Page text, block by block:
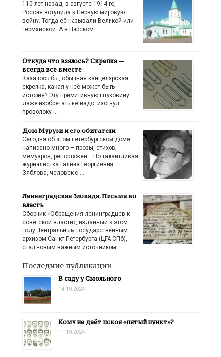
110 лет назад, в августе 1914-го,
Россия вступила в Первую мировую
войну. Тогда её называли Великой или
Германской. А в Царском …
Откуда что взялось? Скрепка —
всегда все вместе
Казалось бы, обычная канцелярская
скрепка, какая у неё может быть
история? Эту примитивную штуковину
даже изобретать не надо: изогнул
проволоку …
Дом Мурузи и его обитатели
Сегодня об этом петербургском доме
написано много — прозы, стихов,
мемуаров, репортажей… Но талантливая
журналистка Галина Георгиевна
Зяблова, человек с …
Ленинградская блокада. Письма во
власть
Сборник «Обращения ленинградцев к
советской власти», изданный в этом
году Центральным государственным
архивом Санкт-Петербурга (ЦГА СПб),
стал новым важным источником …
Последние публикации
В саду у Смольного
14.10.2024
Кому не даёт покоя «пятый пункт»?
11.10.2024